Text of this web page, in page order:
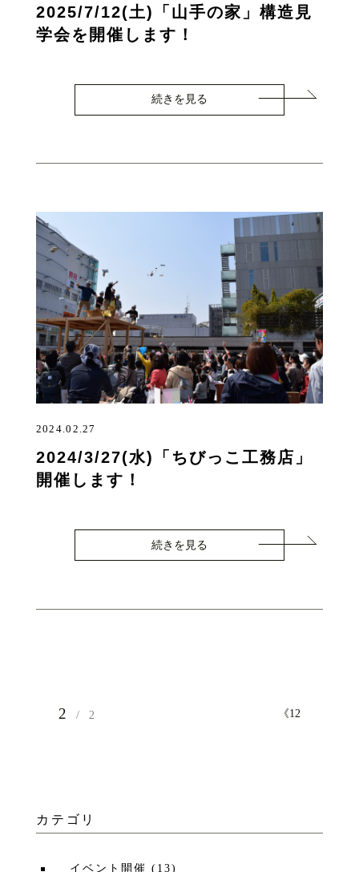
2025/7/12(土)「山手の家」構造見
学会を開催します！
続きを見る
2024.02.27
2024/3/27(水)「ちびっこ工務店」
開催します！
続きを見る
2 2 《1 2
カテゴリ
イベント開催 ( 13)